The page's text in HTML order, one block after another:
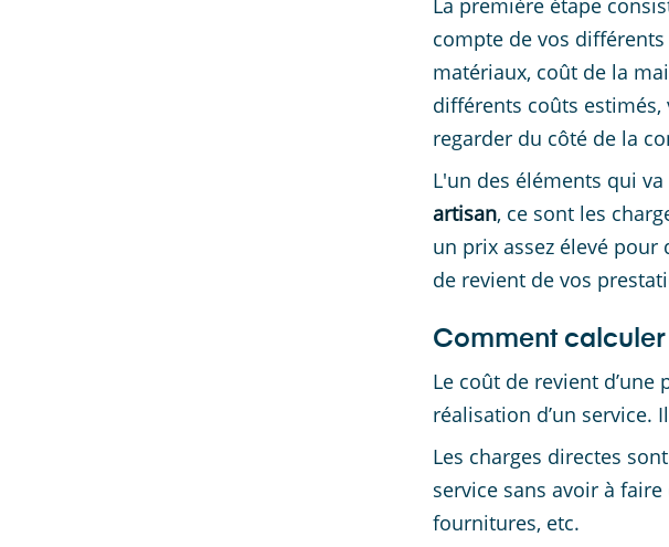
La première étape
compte de vos
matériaux, coût de la
différents coûts
regarder du côté de la
L'un des éléments qui
artisan, ce sont les
un prix assez élevé
de revient de vos
Comment
Le coût de revient
réalisation d’un service.
Les charges directes
service sans avoir à
fournitures, etc.